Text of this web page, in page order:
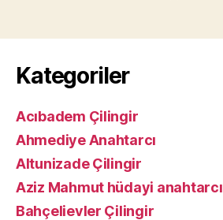
Kategoriler
Acıbadem Çilingir
Ahmediye Anahtarcı
Altunizade Çilingir
Aziz Mahmut hüdayi anahtarcı
Bahçelievler Çilingir